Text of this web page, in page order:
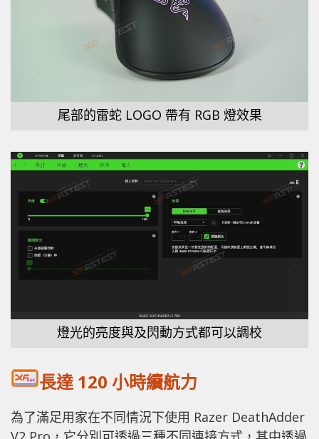
尾部的雷蛇 LOGO 帶有 RGB 燈效果
燈光的亮度與及閃動方式都可以調校
長達 120 小時續航力
為了滿足用家在不同情況下使用 Razer DeathAdder